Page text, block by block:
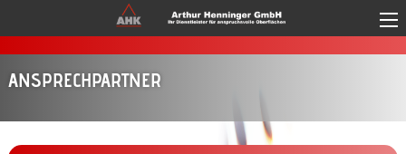
Skip to main content
ANSPRECHPARTNER